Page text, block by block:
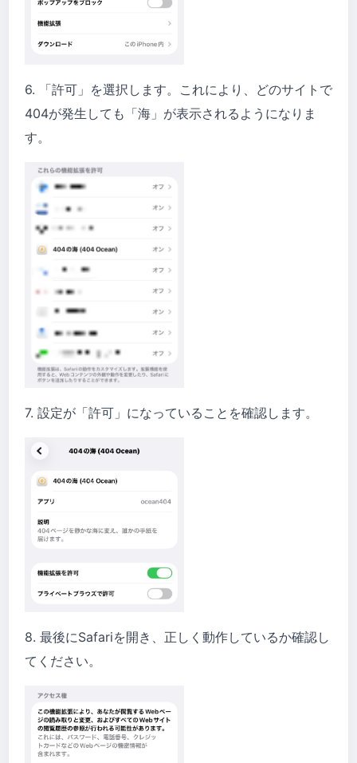
6. 「許可」を選択します。これにより、どのサイトで
404が発生しても「海」が表示されるようになりま
す。
7. 設定が「許可」になっていることを確認します。
8. 最後にSafariを開き、正しく動作しているか確認し
てください。